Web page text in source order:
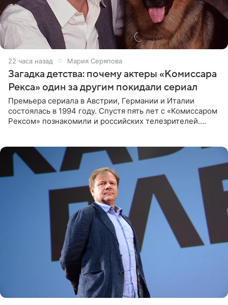
22 часа назад Мария Серяпова
Загадка детства: почему актеры «Комиссара
Рекса» один за другим покидали сериал
Премьера сериала в Австрии, Германии и Италии
состоялась в 1994 году. Спустя пять лет с «Комиссаром
Рексом» познакомили и российских телезрителей.